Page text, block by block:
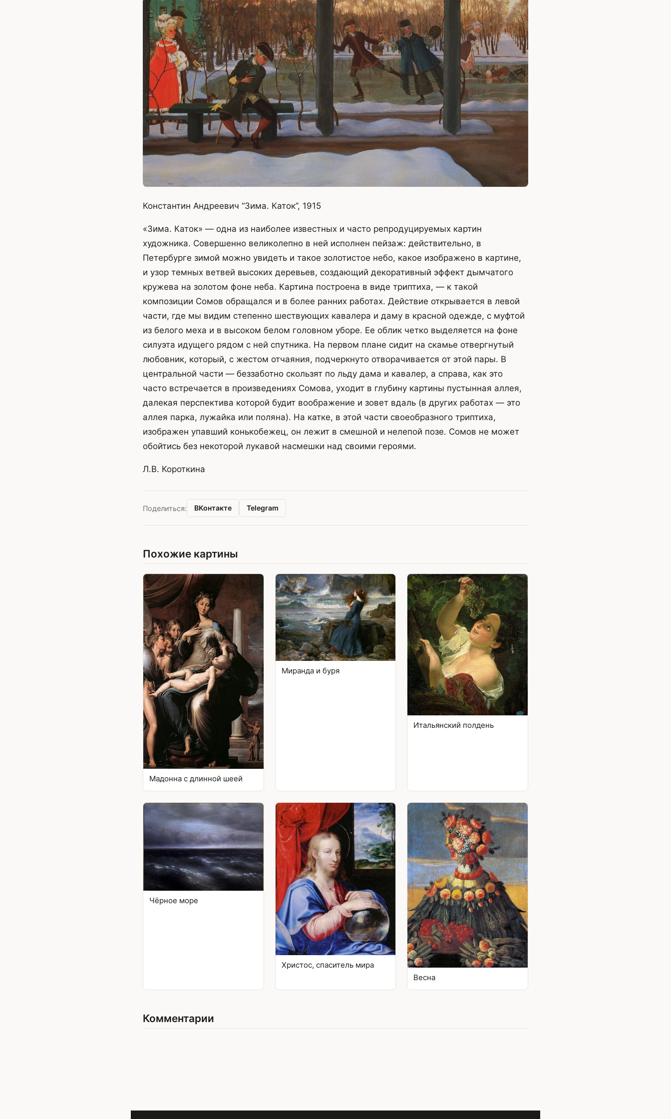
Константин Андреевич “Зима. Каток”, 1915
«Зима. Каток» — одна из наиболее известных и часто репродуцируемых картин
художника. Совершенно великолепно в ней исполнен пейзаж: действительно, в
Петербурге зимой можно увидеть и такое золотистое небо, какое изображено в картине,
и узор темных ветвей высоких деревьев, создающий декоративный эффект дымчатого
кружева на золотом фоне неба. Картина построена в виде триптиха, — к такой
композиции Сомов обращался и в более ранних работах. Действие открывается в левой
части, где мы видим степенно шествующих кавалера и даму в красной одежде, с муфтой
из белого меха и в высоком белом головном уборе. Ее облик четко выделяется на фоне
силуэта идущего рядом с ней спутника. На первом плане сидит на скамье отвергнутый
любовник, который, с жестом отчаяния, подчеркнуто отворачивается от этой пары. В
центральной части — беззаботно скользят по льду дама и кавалер, а справа, как это
часто встречается в произведениях Сомова, уходит в глубину картины пустынная аллея,
далекая перспектива которой будит воображение и зовет вдаль (в других работах — это
аллея парка, лужайка или поляна). На катке, в этой части своеобразного триптиха,
изображен упавший конькобежец, он лежит в смешной и нелепой позе. Сомов не может
обойтись без некоторой лукавой насмешки над своими героями.
Л.В. Короткина
Поделиться: ВКонтакте Telegram
Похожие картины
Мадонна с длинной шеей
Миранда и буря
Итальянский полдень
Чёрное море
Христос, спаситель мира
Весна
Комментарии